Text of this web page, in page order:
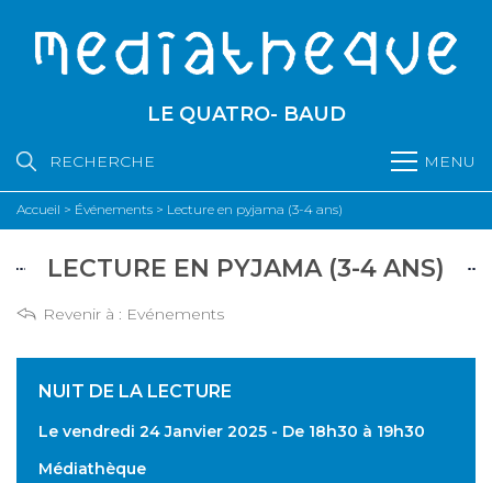
LE QUATRO- BAUD
RECHERCHE MENU
Accueil > Événements > Lecture en pyjama (3-4 ans)
LECTURE EN PYJAMA (3-4 ANS)
Revenir à : Evénements
NUIT DE LA LECTURE
Le vendredi 24 Janvier 2025 - De 18h30 à 19h30
Médiathèque